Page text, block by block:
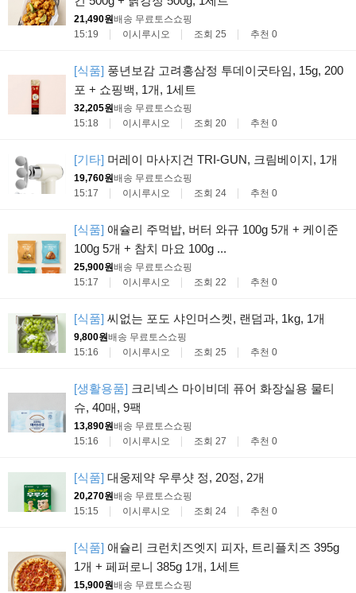
21,490원배송 무료 토스쇼핑
15:19
이시루시오 조회 25 추천 0
[식품] 풍년보감 고려홍삼정 투데이굿타임, 15g, 200
포 + 쇼핑백, 1개, 1세트
32,205원배송 무료 토스쇼핑
15:18
이시루시오 조회 20 추천 0
[기타] 머레이 마사지건 TRI-GUN, 크림베이지, 1개
19,760원배송 무료 토스쇼핑
15:17
이시루시오 조회 24 추천 0
[식품] 애슐리 주먹밥, 버터 와규 100g 5개 + 케이준
100g 5개 + 참치 마요 100g ...
25,900원배송 무료 토스쇼핑
15:17
이시루시오 조회 22 추천 0
[식품] 씨없는 포도 샤인머스켓, 랜덤과, 1kg, 1개
9,800원배송 무료 토스쇼핑
15:16
이시루시오 조회 25 추천 0
[생활용품] 크리넥스 마이비데 퓨어 화장실용 물티
슈, 40매, 9팩
13,890원배송 무료 토스쇼핑
15:16
이시루시오 조회 27 추천 0
[식품] 대웅제약 우루샷 정, 20정, 2개
20,270원배송 무료 토스쇼핑
15:15
이시루시오 조회 24 추천 0
[식품] 애슐리 크런치즈엣지 피자, 트리플치즈 395g
1개 + 페퍼로니 385g 1개, 1세트
15,900원배송 무료 토스쇼핑